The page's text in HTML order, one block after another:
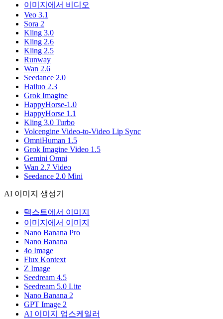
이미지에서 비디오
Veo 3.1
Sora 2
Kling 3.0
Kling 2.6
Kling 2.5
Runway
Wan 2.6
Seedance 2.0
Hailuo 2.3
Grok Imagine
HappyHorse-1.0
HappyHorse 1.1
Kling 3.0 Turbo
Volcengine Video-to-Video Lip Sync
OmniHuman 1.5
Grok Imagine Video 1.5
Gemini Omni
Wan 2.7 Video
Seedance 2.0 Mini
AI 이미지 생성기
텍스트에서 이미지
이미지에서 이미지
Nano Banana Pro
Nano Banana
4o Image
Flux Kontext
Z Image
Seedream 4.5
Seedream 5.0 Lite
Nano Banana 2
GPT Image 2
AI 이미지 업스케일러